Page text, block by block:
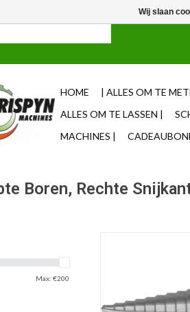
HOME | ALLES OM TE
ALLES OM TE LASSEN |
MACHINES |
Boren, Rechte
Max: €200
Wij slaan
uit voorraad leverbaar ✓ Op